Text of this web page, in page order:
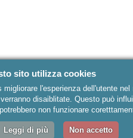
sito utilizza cookies
l'esperienza dell'utente nel
disaiblitate. Questo può
non funzionare
Leggi di più Non accetto